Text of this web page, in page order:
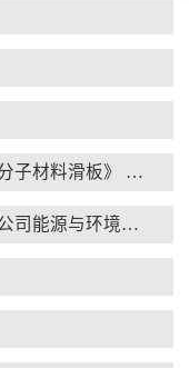
交通运输行业标准《桥梁支座用高分子材料滑板》 送审稿审查会在京召开...
河北省科学院与远征环保科技有限公司能源与环境新材料成果转化基地签约暨揭牌仪式...